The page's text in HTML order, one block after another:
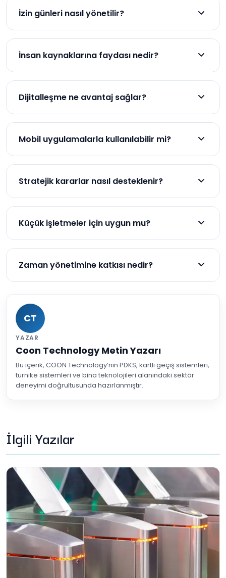
kaydedilir.
İzin günleri nasıl yönetilir?
Çalışan izinleri dijital olarak işlenir ve raporlanır.
İnsan kaynaklarına faydası nedir?
İzin, mesai ve devamlılık bilgilerini otomatik
Dijitalleşme ne avantaj sağlar?
Bulut tabanlı çözümlerle merkezi yönetim kolaylığı
Mobil uygulamalarla kullanılabilir mi?
Evet, çalışanlar telefonları üzerinden giriş-çıkış
Stratejik kararlar nasıl desteklenir?
Detaylı rapor ve analizlerle iş gücü planlaması
Küçük işletmeler için uygun mu?
Evet, ölçeklenebilir yapısıyla küçük işletmelere de
Zaman yönetimine katkısı nedir?
CT
YAZAR
Coon Technology Metin Yazarı
Bu içerik, COON Technology’nin PDKS, kartlı geçiş sistemleri,
turnike sistemleri ve bina teknolojileri alanındaki sektör
deneyimi doğrultusunda hazırlanmıştır.
İlgili Yazılar